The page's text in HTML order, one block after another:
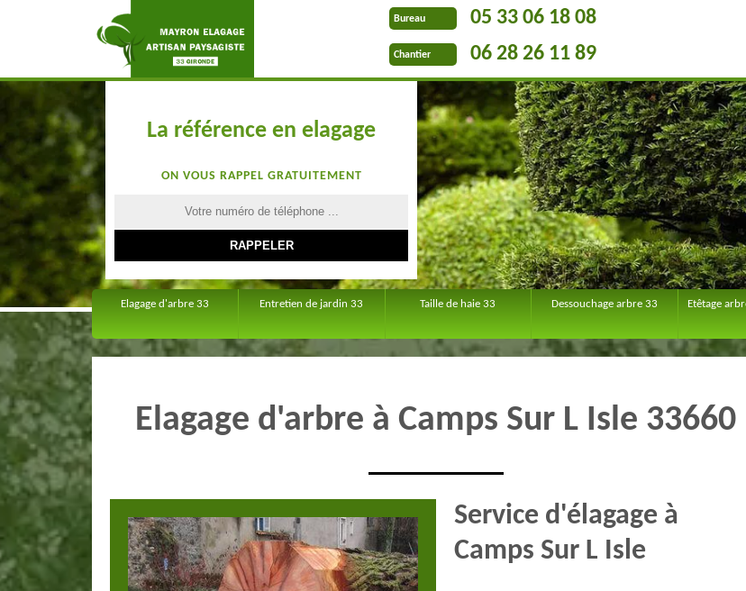
Bureau 05 33 06 18 08
Chantier 06 28 26 11 89
La référence en elagage
ON VOUS RAPPEL GRATUITEMENT
Elagage d'arbre 33 Entretien de jardin 33 Taille de haie 33 Dessouchage arbre 33 Etêtage
Elagage d'arbre à Camps Sur L Isle 33660
Service d'élagage à
Camps Sur L Isle